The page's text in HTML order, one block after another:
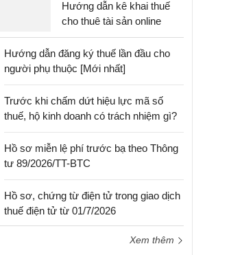
Hướng dẫn kê khai thuế
cho thuê tài sản online
Hướng dẫn đăng ký thuế lần đầu cho
người phụ thuộc [Mới nhất]
Trước khi chấm dứt hiệu lực mã số
thuế, hộ kinh doanh có trách nhiệm gì?
Hồ sơ miễn lệ phí trước bạ theo Thông
tư 89/2026/TT-BTC
Hồ sơ, chứng từ điện tử trong giao dịch
thuế điện tử từ 01/7/2026
Xem thêm